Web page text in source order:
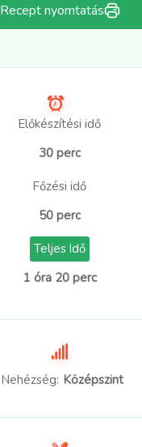
Recept nyomtatás
Előkészítési idő
30 perc
Főzési idő
50 perc
Teljes Idő
1 óra 20 perc
Nehézség: Középszint